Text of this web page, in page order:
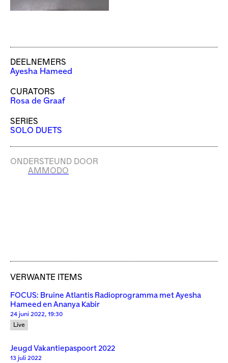
DEELNEMERS
Ayesha Hameed
CURATORS
Rosa de Graaf
SERIES
SOLO DUETS
ONDERSTEUND DOOR
AMMODO
VERWANTE ITEMS
FOCUS: Bruine Atlantis Radioprogramma met Ayesha
Hameed en Ananya Kabir
24 juni 2022, 19:30
Live
Jeugd Vakantiepaspoort 2022
13 juli 2022